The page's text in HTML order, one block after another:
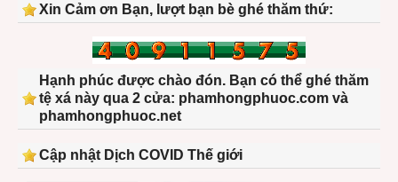
Xin Cảm ơn Bạn, lượt bạn bè ghé thăm thứ:
Hạnh phúc được chào đón. Bạn có thể ghé thăm
tệ xá này qua 2 cửa: phamhongphuoc.com và
phamhongphuoc.net
Cập nhật Dịch COVID Thế giới